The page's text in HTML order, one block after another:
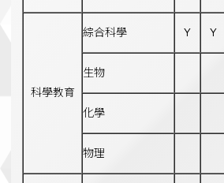
科學教育
綜合科學 Y Y
生物
化學
物理